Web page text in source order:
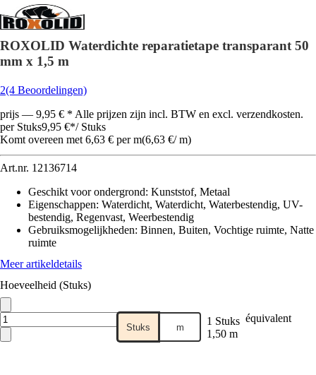
ROXOLID Waterdichte reparatietape transparant 50
mm x 1,5 m
2(4 Beoordelingen)
prijs — 9,95 € * Alle prijzen zijn incl. BTW en excl. verzendkosten.
per Stuks9,95 €*/ Stuks
Komt overeen met 6,63 € per m(6,63 €/ m)
Art.nr. 12136714
Geschikt voor ondergrond: Kunststof, Metaal
Eigenschappen: Waterdicht, Waterdicht, Waterbestendig, UV-
bestendig, Regenvast, Weerbestendig
Gebruiksmogelijkheden: Binnen, Buiten, Vochtige ruimte, Natte
ruimte
Meer artikeldetails
Hoeveelheid (Stuks)
Stuks m 1 Stuks équivalent
1,50 m